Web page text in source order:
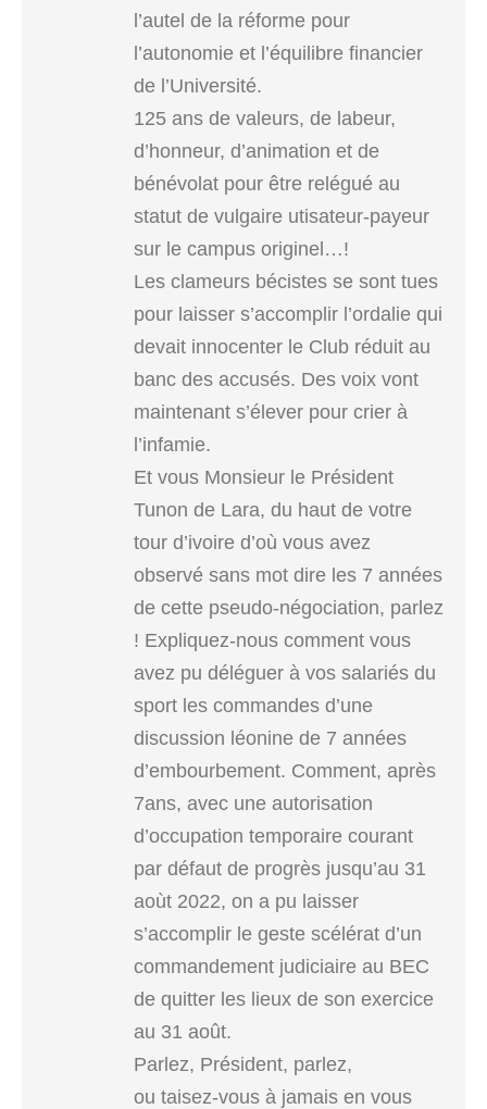
l’autel de la réforme pour
l’autonomie et l’équilibre financier
de l’Université.
125 ans de valeurs, de labeur,
d’honneur, d’animation et de
bénévolat pour être relégué au
statut de vulgaire utisateur-payeur
sur le campus originel…!
Les clameurs bécistes se sont tues
pour laisser s’accomplir l’ordalie qui
devait innocenter le Club réduit au
banc des accusés. Des voix vont
maintenant s’élever pour crier à
l’infamie.
Et vous Monsieur le Président
Tunon de Lara, du haut de votre
tour d’ivoire d’où vous avez
observé sans mot dire les 7 années
de cette pseudo-négociation, parlez
! Expliquez-nous comment vous
avez pu déléguer à vos salariés du
sport les commandes d’une
discussion léonine de 7 années
d’embourbement. Comment, après
7ans, avec une autorisation
d’occupation temporaire courant
par défaut de progrès jusqu’au 31
aoùt 2022, on a pu laisser
s’accomplir le geste scélérat d’un
commandement judiciaire au BEC
de quitter les lieux de son exercice
au 31 août.
Parlez, Président, parlez,
ou taisez-vous à jamais en vous